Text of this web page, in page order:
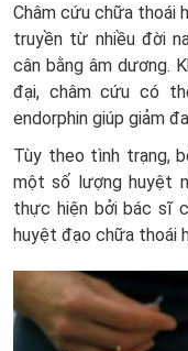
Châm cứu chữa thoái
truyền từ nhiều đời
cân bằng âm dương.
đại, châm cứu có
endorphin giúp giảm
Tùy theo tình trạng,
một số lượng huyệt
thực hiện bởi bác sĩ
huyệt đạo chữa thoái